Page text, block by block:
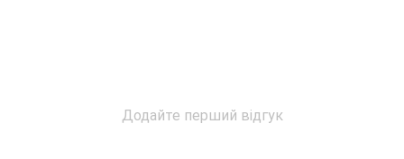
Додайте перший відгук